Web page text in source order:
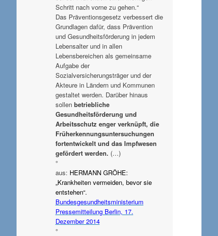
Schritt nach vorne zu gehen.“
Das Präventionsgesetz verbessert die
Grundlagen dafür, dass Prävention
und Gesundheitsförderung in jedem
Lebensalter und in allen
Lebensbereichen als gemeinsame
Aufgabe der
Sozialversicherungsträger und der
Akteure in Ländern und Kommunen
gestaltet werden. Darüber hinaus
sollen betriebliche
Gesundheitsförderung und
Arbeitsschutz enger verknüpft, die
Früherkennungsuntersuchungen
fortentwickelt und das Impfwesen
gefördert werden. (…)
°
aus: HERMANN GRÖHE:
„Krankheiten vermeiden, bevor sie
entstehen“.
Bundesgesundheitsministerium
Pressemitteilung Berlin, 17.
Dezember 2014
°